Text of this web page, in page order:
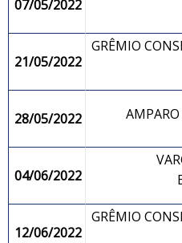
07/05/2022
21/05/2022
GRÊMIO
28/05/2022
04/06/2022
12/06/2022
GRÊMIO